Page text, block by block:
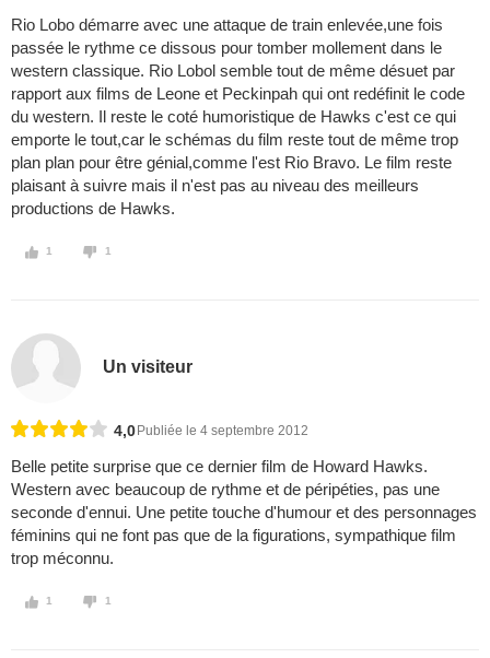
Rio Lobo démarre avec une attaque de train enlevée,une fois
passée le rythme ce dissous pour tomber mollement dans le
western classique. Rio Lobol semble tout de même désuet par
rapport aux films de Leone et Peckinpah qui ont redéfinit le code
du western. Il reste le coté humoristique de Hawks c'est ce qui
emporte le tout,car le schémas du film reste tout de même trop
plan plan pour être génial,comme l'est Rio Bravo. Le film reste
plaisant à suivre mais il n'est pas au niveau des meilleurs
productions de Hawks.
1 1
Un visiteur
4,0 Publiée le 4 septembre 2012
Belle petite surprise que ce dernier film de Howard Hawks.
Western avec beaucoup de rythme et de péripéties, pas une
seconde d'ennui. Une petite touche d'humour et des personnages
féminins qui ne font pas que de la figurations, sympathique film
trop méconnu.
1 1